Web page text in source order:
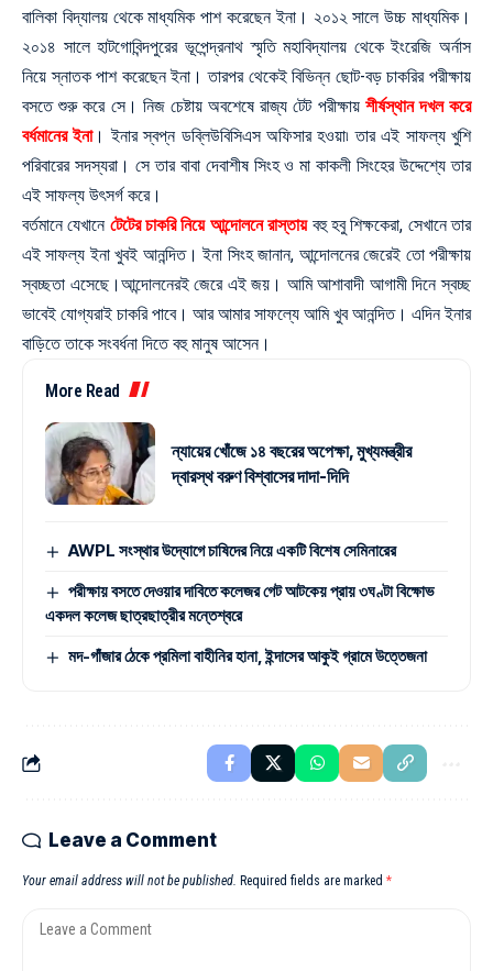
বালিকা বিদ্যালয় থেকে মাধ্যমিক পাশ করেছেন ইনা। ২০১২ সালে উচ্চ মাধ্যমিক।
২০১৪ সালে হাটগোবিন্দপুরের ভূপেন্দ্রনাথ স্মৃতি মহাবিদ্যালয় থেকে ইংরেজি অর্নাস
নিয়ে স্নাতক পাশ করেছেন ইনা। তারপর থেকেই বিভিন্ন ছোট-বড় চাকরির পরীক্ষায়
বসতে শুরু করে সে। নিজ চেষ্টায় অবশেষে রাজ্য টেট পরীক্ষায় শীর্ষস্থান দখল করে
বর্ধমানের ইনা। ইনার স্বপ্ন ডব্লিউবিসিএস অফিসার হওয়া৷ তার এই সাফল্য খুশি
পরিবারের সদস্যরা। সে তার বাবা দেবাশীষ সিংহ ও মা কাকলী সিংহের উদ্দেশ্যে তার
এই সাফল্য উৎসর্গ করে।
বর্তমানে যেখানে টেটের চাকরি নিয়ে আন্দোলনে রাস্তায়বহু হবু শিক্ষকেরা, সেখানে তার
এই সাফল্য ইনা খুবই আনন্দিত। ইনা সিংহ জানান, আন্দোলনের জেরেই তো পরীক্ষায়
স্বচ্ছতা এসেছে।আন্দোলনেরই জেরে এই জয়। আমি আশাবাদী আগামী দিনে স্বচ্ছ
ভাবেই যোগ্যরাই চাকরি পাবে। আর আমার সাফল্যে আমি খুব আনন্দিত। এদিন ইনার
বাড়িতে তাকে সংবর্ধনা দিতে বহু মানুষ আসেন।
More Read
ন্যায়ের খোঁজে ১৪ বছরের অপেক্ষা, মুখ্যমন্ত্রীর
দ্বারস্থ বরুণ বিশ্বাসের দাদা-দিদি
AWPL সংস্থার উদ্যোগে চাষিদের নিয়ে একটি বিশেষ সেমিনারের
পরীক্ষায় বসতে দেওয়ার দাবিতে কলেজর গেট আটকেয় প্রায় ৩ঘণ্টা বিক্ষোভ
একদল কলেজ ছাত্রছাত্রীর মন্তেশ্বরে
মদ-গাঁজার ঠেকে প্রমিলা বাহীনির হানা, ইন্দাসের আকুই গ্রামে উত্তেজনা
Leave a Comment
Your email address will not be published. Required fields are marked *